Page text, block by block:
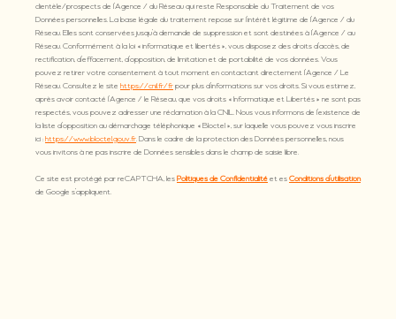
clientèle/prospects de l'Agence / du Réseau qui reste Responsable du Traitement de vos
Données personnelles. La base légale du traitement repose sur l'intérêt légitime de l'Agence / du
Réseau. Elles sont conservées jusqu'à demande de suppression et sont destinées à l'Agence / au
Réseau. Conformément à la loi « informatique et libertés », vous disposez des droits d’accès, de
rectification, d’effacement, d’opposition, de limitation et de portabilité de vos données. Vous
pouvez retirer votre consentement à tout moment en contactant directement l’Agence / Le
Réseau. Consultez le site https://cnil.fr/frpour plus d’informations sur vos droits. Si vous estimez,
après avoir contacté l'Agence / le Réseau, que vos droits « Informatique et Libertés » ne sont pas
respectés, vous pouvez adresser une réclamation à la CNIL. Nous vous informons de l’existence de
la liste d'opposition au démarchage téléphonique « Bloctel », sur laquelle vous pouvez vous inscrire
ici :https://www.bloctel.gouv.fr. Dans le cadre de la protection des Données personnelles, nous
vous invitons à ne pas inscrire de Données sensibles dans le champ de saisie libre.
Ce site est protégé par reCAPTCHA, lesPolitiques de Confidentialitéet esConditions d'utilisation
de Google s'appliquent.